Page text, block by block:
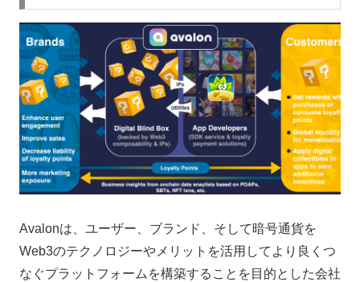
Avalonは、ユーザー、ブランド、そして暗号通貨を
Web3のテクノロジーやメリットを活用してより良くつ
なぐプラットフォームを構築することを目的とした会社